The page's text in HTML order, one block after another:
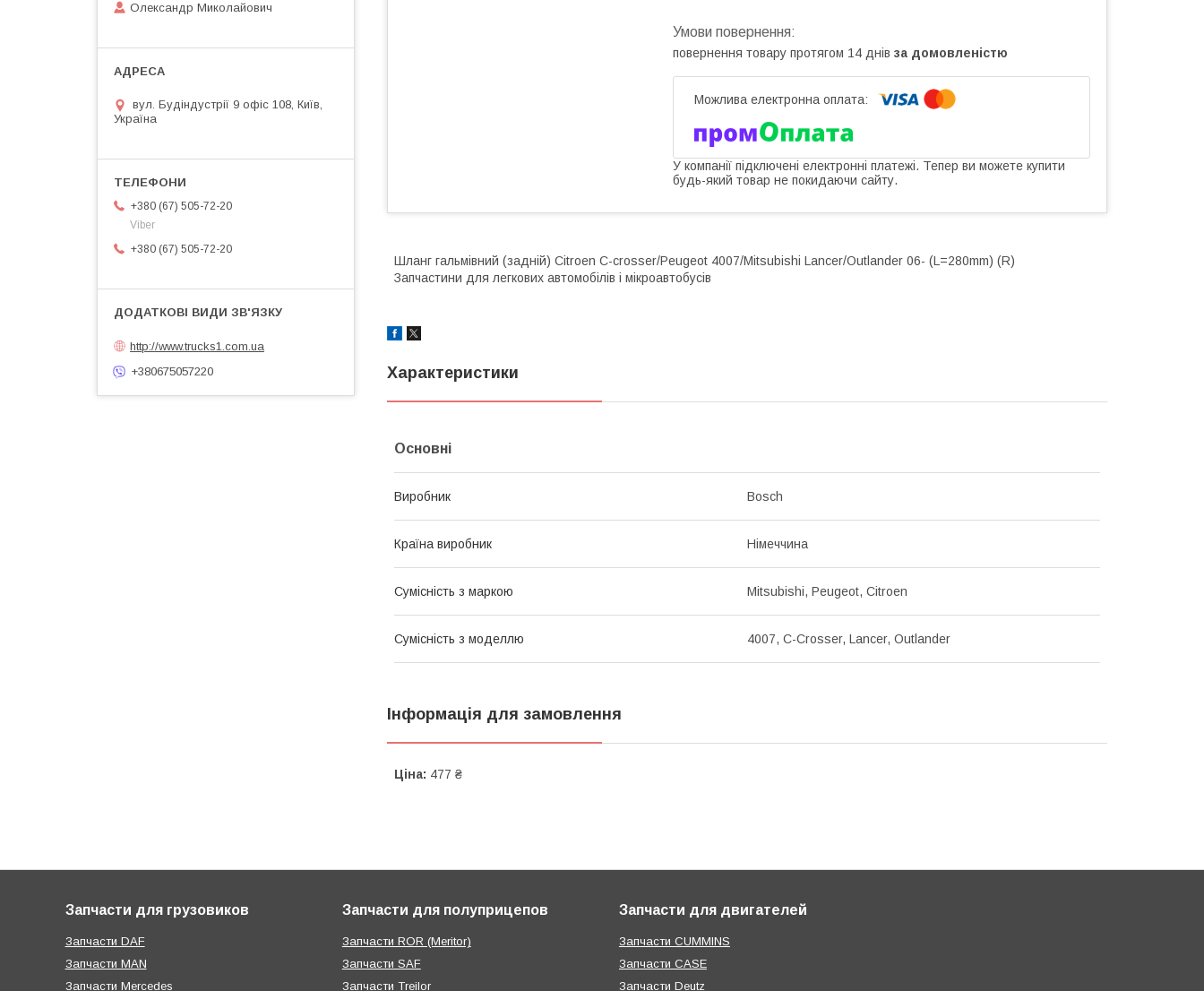
повернення товару протягом 14 днів за домовленістю
У компанії підключені електронні платежі. Тепер ви можете купити
будь-який товар не покидаючи сайту.
Шланг гальмівний (задній) Citroen C-crosser/Peugeot 4007/Mitsubishi Lancer/Outlander 06- (L=280mm) (R)
Запчастини для легкових автомобілів і мікроавтобусів
Характеристики
Основні
Виробник Bosch
Країна виробник Німеччина
Сумісність з маркою Mitsubishi, Peugeot, Citroen
Сумісність з моделлю 4007, C-Crosser, Lancer, Outlander
Інформація для замовлення
Ціна: 477 ₴
Олександр Миколайович
вул. Будіндустрії 9 офіс 108, Київ,
Україна
+380 (67) 505-72-20
Viber
+380 (67) 505-72-20
http://www.trucks1.com.ua
+380675057220
Запчасти для грузовиков
Запчасти DAF
Запчасти MAN
Запчасти Mercedes
Запчасти для полуприцепов
Запчасти ROR (Meritor)
Запчасти SAF
Запчасти Treilor
Запчасти для двигателей
Запчасти CUMMINS
Запчасти CASE
Запчасти Deutz